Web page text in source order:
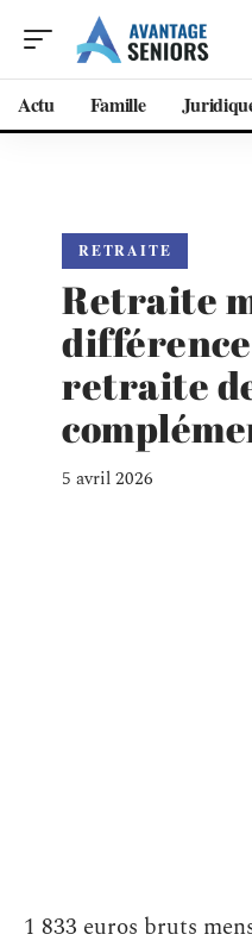
Actu Famille
RETRAITE
Retraite
retraite
5 avril 2026
1 833 euros bruts